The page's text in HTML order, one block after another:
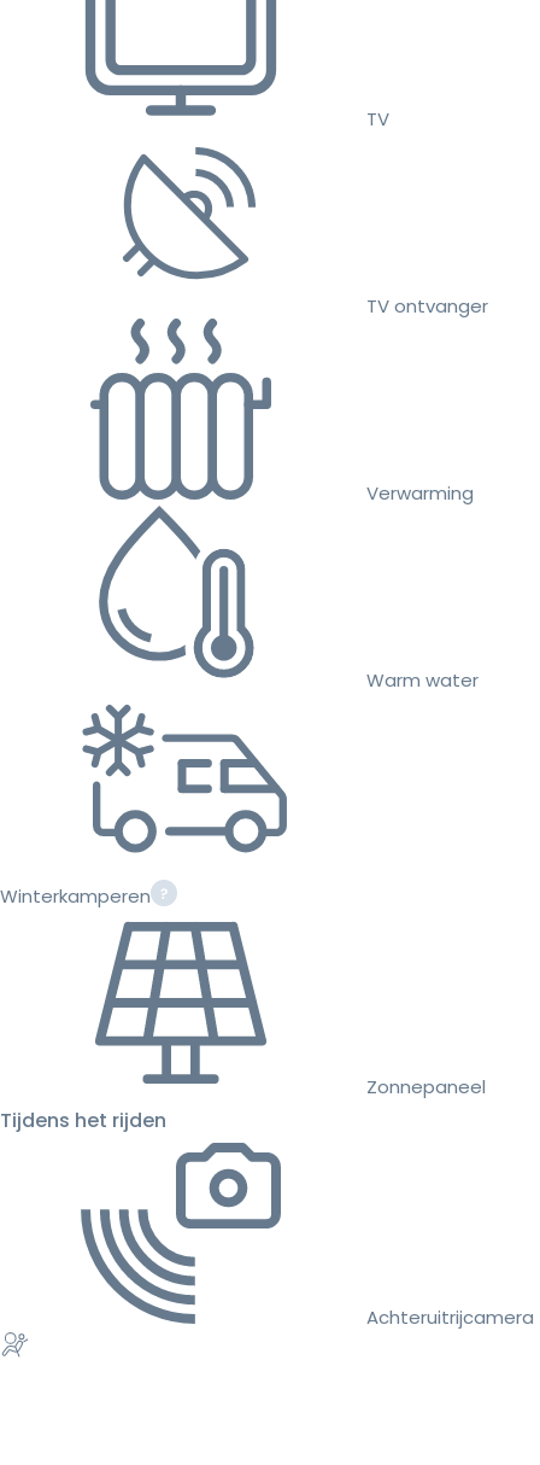
TV
TV ontvanger
Verwarming
Warm water
Winterkamperen
Zonnepaneel
Tijdens het rijden
Achteruitrijcamera